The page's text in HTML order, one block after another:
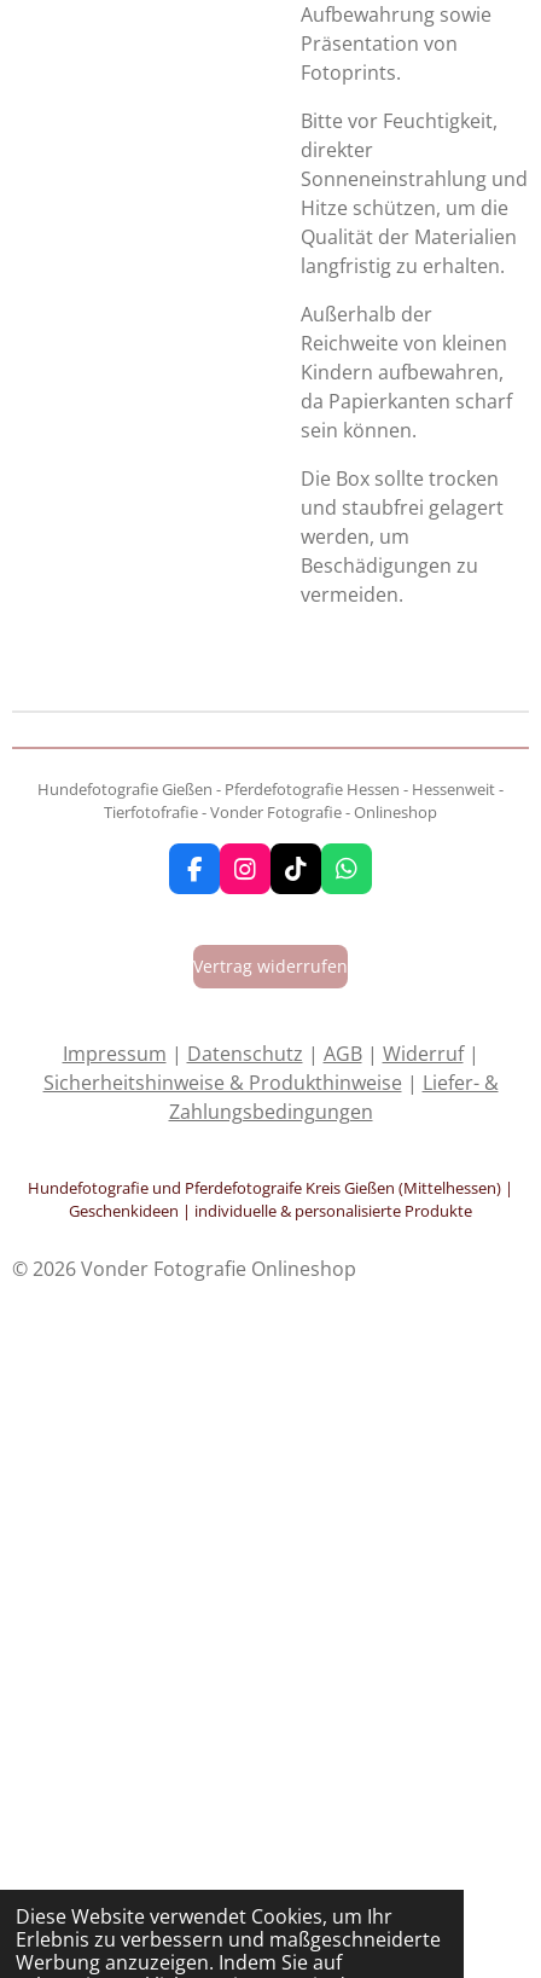
Diese Website verwendet Cookies, um Ihr
Erlebnis zu verbessern und maßgeschneiderte
Werbung anzuzeigen. Indem Sie auf
Aufbewahrung sowie
Präsentation von
Fotoprints.
Bitte vor Feuchtigkeit,
direkter
Sonneneinstrahlung und
Hitze schützen, um die
Qualität der Materialien
langfristig zu erhalten.
Außerhalb der
Reichweite von kleinen
Kindern aufbewahren,
da Papierkanten scharf
sein können.
Die Box sollte trocken
und staubfrei gelagert
werden, um
Beschädigungen zu
vermeiden.
Hundefotografie Gießen - Pferdefotografie Hessen - Hessenweit -
Tierfotofrafie - Vonder Fotografie - Onlineshop
F
a
e
b
o
I
n
t
a
g
m
T
i
T
o
k
W
h
t
s
A
Vertrag widerrufen
Impressum | Datenschutz | AGB| Widerruf|
Sicherheitshinweise & Produkthinweise | Liefer- &
Zahlungsbedingungen
Hundefotografie und Pferdefotograife Kreis Gießen (Mittelhessen) |
Geschenkideen | individuelle & personalisierte Produkte
© 2026 Vonder Fotografie Onlineshop